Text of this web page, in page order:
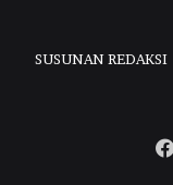
SUSUNAN REDAKSI